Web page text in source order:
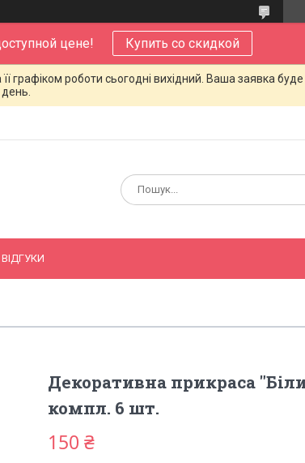
цене! Купить со скидкой
графіком роботи сьогодні вихідний. Ваша заявка
день.
ВІДГУКИ
Декоративна прикраса
компл. 6 шт.
150 ₴